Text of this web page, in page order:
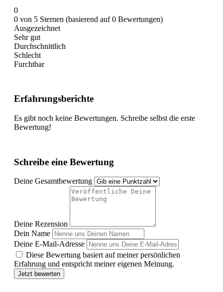
0
0 von 5 Sternen (basierend auf 0 Bewertungen)
Ausgezeichnet
Sehr gut
Durchschnittlich
Schlecht
Furchtbar
Erfahrungsberichte
Es gibt noch keine Bewertungen. Schreibe selbst die erste
Bewertung!
Schreibe eine Bewertung
Deine Gesamtbewertung
Deine Rezension
Dein Name
Deine E-Mail-Adresse
Diese Bewertung basiert auf meiner persönlichen
Erfahrung und entspricht meiner eigenen Meinung.
Jetzt bewerten